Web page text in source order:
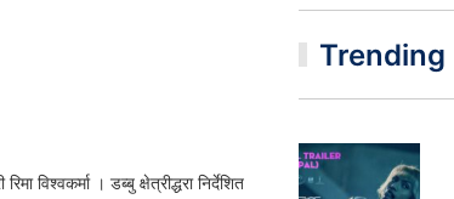
विश्वकर्मा । डब्बु क्षेत्रीद्धरा निर्देशित
Trending